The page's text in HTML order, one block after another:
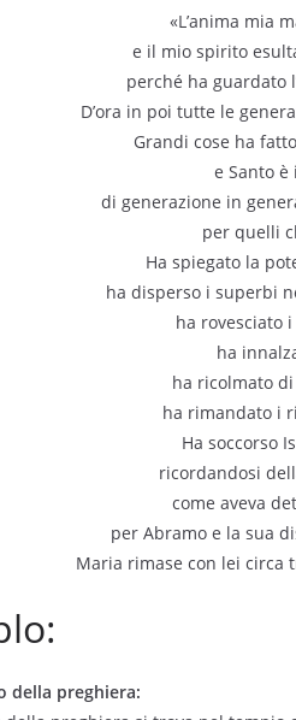
«L’anima mia
e il mio spirito
perché ha guardato
D’ora in poi tutte le
Grandi cose ha
e Santo è
di generazione in
per quelli
Ha spiegato la
ha disperso i superbi
ha rovesciato
ha
ha ricolmato
ha rimandato i
Ha soccorso
ricordandosi
come aveva
per Abramo e la sua
Maria rimase con lei circa
della preghiera: